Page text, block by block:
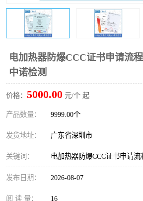
电加热器防爆CCC证书申请流
中诺检测
价格： 5000.00 元/个 起
产品数量： 9999.00个
发货地址： 广东省深圳市
关键词： 电加热器防爆CCC证书申请
发布日期： 2026-08-07
阅 读 量： 16